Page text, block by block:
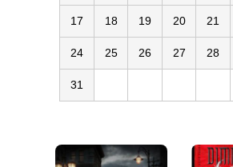
17 18 19 20 21
24 25 26 27 28
31